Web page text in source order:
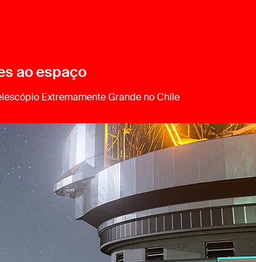
ao espaço
Extremamente Grande no Chile